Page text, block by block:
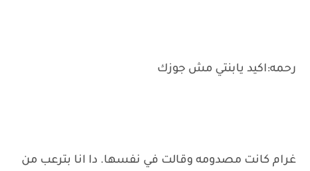
رحمه:اكيد يابنتي مش جوزك
غرام كانت مصدومه وقالت في نفسها. دا انا بترعب من